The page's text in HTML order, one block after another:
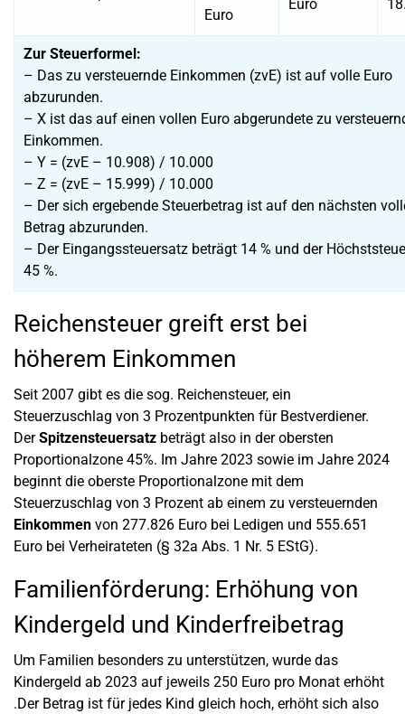
Euro
Euro
Zur Steuerformel:
– Das zu versteuernde Einkommen (zvE) ist auf volle Euro
abzurunden.
– X ist das auf einen vollen Euro abgerundete zu
Einkommen.
– Y = (zvE – 10.908) / 10.000
– Z = (zvE – 15.999) / 10.000
– Der sich ergebende Steuerbetrag ist auf den nächsten
Betrag abzurunden.
– Der Eingangssteuersatz beträgt 14 % und der
45 %.
Reichensteuer greift erst bei
höherem Einkommen
Seit 2007 gibt es die sog. Reichensteuer, ein
Steuerzuschlag von 3 Prozentpunkten für Bestverdiener.
DerSpitzensteuersatz beträgt also in der obersten
Proportionalzone 45%. Im Jahre 2023 sowie im Jahre 2024
beginnt die oberste Proportionalzone mit dem
Steuerzuschlag von 3 Prozent ab einem zu versteuernden
Einkommen von 277.826 Euro bei Ledigen und 555.651
Euro bei Verheirateten (§ 32a Abs. 1 Nr. 5 EStG).
Familienförderung: Erhöhung von
Kindergeld und Kinderfreibetrag
Um Familien besonders zu unterstützen, wurde das
Kindergeld ab 2023 auf jeweils 250 Euro pro Monat erhöht
.Der Betrag ist für jedes Kind gleich hoch, erhöht sich also